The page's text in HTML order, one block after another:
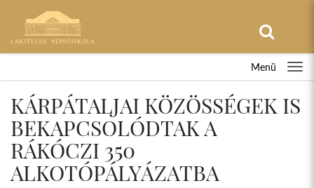
Menü
KÁRPÁTALJAI KÖZÖSSÉGEK IS
BEKAPCSOLÓDTAK A
RÁKÓCZI 350
ALKOTÓPÁLYÁZATBA